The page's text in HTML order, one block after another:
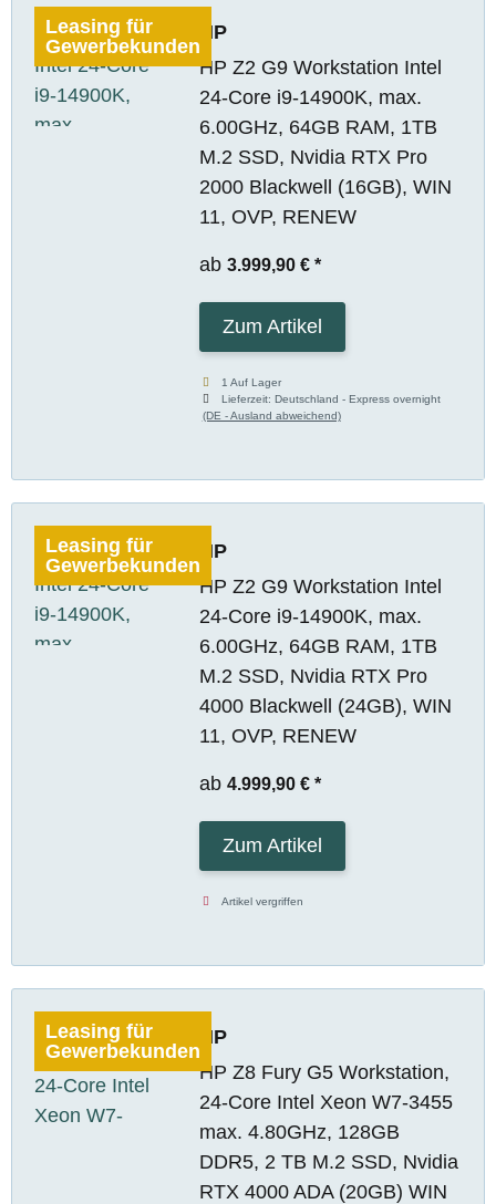
Leasing für
Gewerbekunden
HP
HP Z2 G9 Workstation Intel
24-Core i9-14900K, max.
6.00GHz, 64GB RAM, 1TB
M.2 SSD, Nvidia RTX Pro
2000 Blackwell (16GB), WIN
11, OVP, RENEW
ab 3.999,90 € *
Zum Artikel
1 Auf Lager
Lieferzeit:Deutschland - Express overnight
(DE - Ausland abweichend)
Leasing für
Gewerbekunden
HP
HP Z2 G9 Workstation Intel
24-Core i9-14900K, max.
6.00GHz, 64GB RAM, 1TB
M.2 SSD, Nvidia RTX Pro
4000 Blackwell (24GB), WIN
11, OVP, RENEW
ab 4.999,90 € *
Zum Artikel
Artikel vergriffen
Leasing für
Gewerbekunden
HP
HP Z8 Fury G5 Workstation,
24-Core Intel Xeon W7-3455
max. 4.80GHz, 128GB
DDR5, 2 TB M.2 SSD, Nvidia
RTX 4000 ADA (20GB) WIN